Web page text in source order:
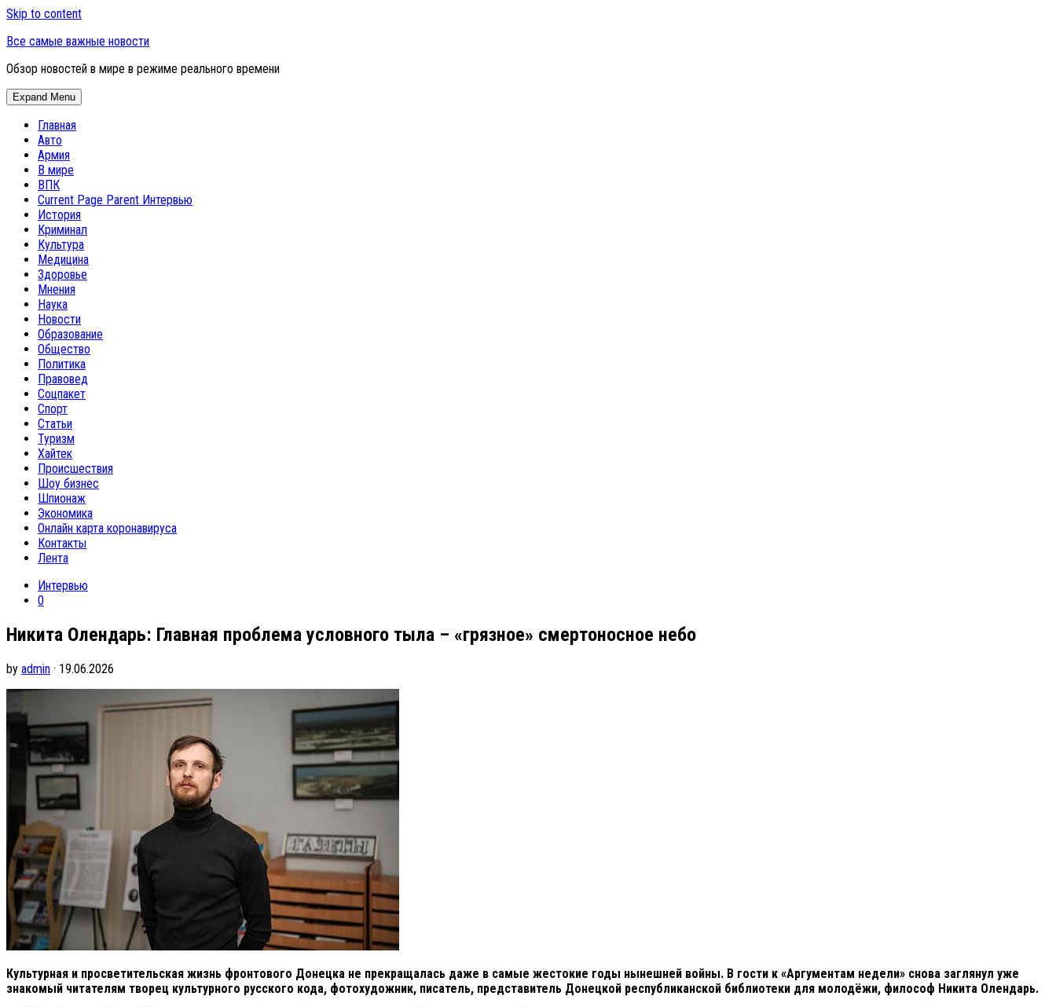
Skip to content
Все самые важные новости
Обзор новостей в мире в режиме реального времени
Expand Menu
Главная
Авто
Армия
В мире
ВПК
Current Page Parent Интервью
История
Криминал
Культура
Медицина
Здоровье
Мнения
Наука
Новости
Образование
Общество
Политика
Правовед
Соцпакет
Спорт
Статьи
Туризм
Хайтек
Происшествия
Шоу бизнес
Шпионаж
Экономика
Онлайн карта коронавируса
Контакты
Лента
Интервью
0
Никита Олендарь: Главная проблема условного тыла – «грязное» смертоносное небо
by admin · 19.06.2026
Культурная и просветительская жизнь фронтового Донецка не прекращалась даже в самые жестокие годы нынешней войны. В гости к «Аргументам недели» снова заглянул уже
знакомый читателям творец культурного русского кода, фотохудожник, писатель, представитель Донецкой республиканской библиотеки для молодёжи, философ Никита Олендарь.